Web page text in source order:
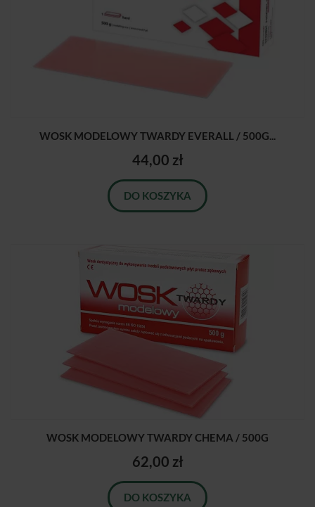
WOSK MODELOWY TWARDY EVERALL / 500G...
44,00 zł
DO KOSZYKA
WOSK MODELOWY TWARDY CHEMA / 500G
62,00 zł
DO KOSZYKA